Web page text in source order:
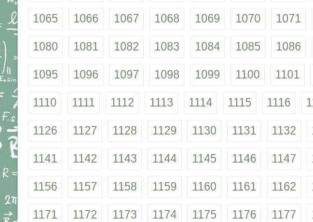
1065 1066 1067 1068 1069 1070 1071
1080 1081 1082 1083 1084 1085 1086
1095 1096 1097 1098 1099 1100 1101
1110 1111 1112 1113 1114 1115 1116
1126 1127 1128 1129 1130 1131 1132
1141 1142 1143 1144 1145 1146 1147
1156 1157 1158 1159 1160 1161 1162
1171 1172 1173 1174 1175 1176 1177